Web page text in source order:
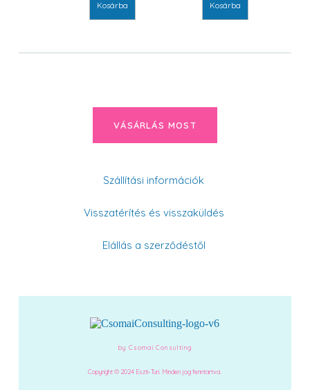
Kosárba Kosárba
VÁSÁRLÁS MOST
Szállítási információk
Visszatérítés és visszaküldés
Elállás a szerződéstől
Copyright © 2024 Eszti-Turi. Minden jog fenntartva.
by Csomai Consulting